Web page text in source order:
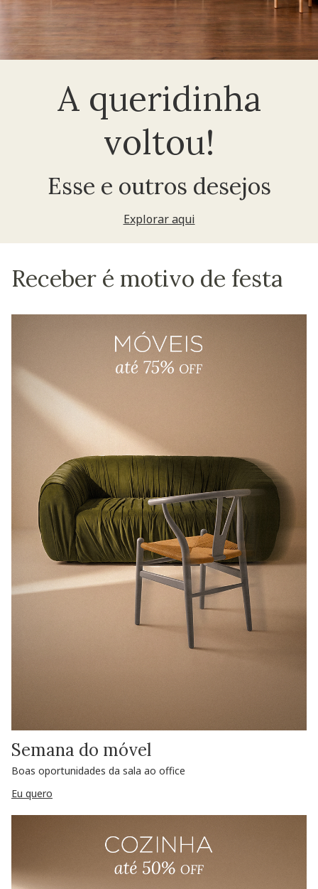
A queridinha
voltou!
Esse e outros desejos
Explorar aqui
Receber é motivo de festa
Semana do móvel
Boas oportunidades da sala ao office
Eu quero